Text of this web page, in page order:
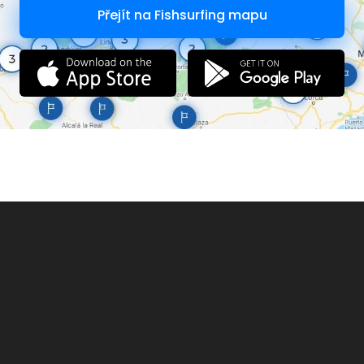
Přejít na Fishsurfing mapu